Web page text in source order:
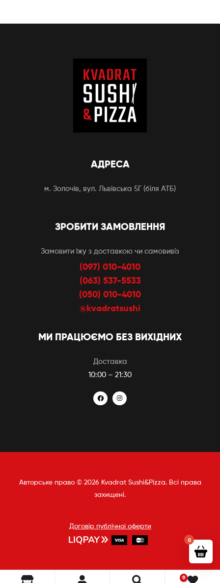
АДРЕСА
м. Золочів, вул. Львівська 5Г (біля АТБ)
ЗРОБИТИ ЗАМОВЛЕННЯ
Замовити їжу з доставкою чи самовивіз
(097) 010-4010
(063) 537-5533
(050) 010-4010
@kvadratsushi
МИ ПРАЦЮЄМО БЕЗ ВИХІДНИХ
Доставка
10:00 – 21:30
Авторське право © 2026 Kvadrat Sushi&Pizza. Всі права
захищені.
Договір публічної оферти
0
0